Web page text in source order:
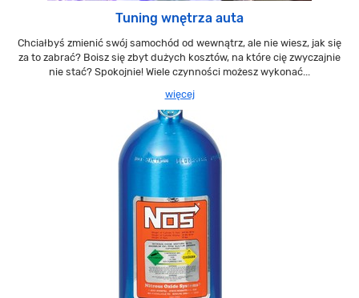
Tuning wnętrza auta
Chciałbyś zmienić swój samochód od wewnątrz, ale nie wiesz, jak się
za to zabrać? Boisz się zbyt dużych kosztów, na które cię zwyczajnie
nie stać? Spokojnie! Wiele czynności możesz wykonać...
więcej